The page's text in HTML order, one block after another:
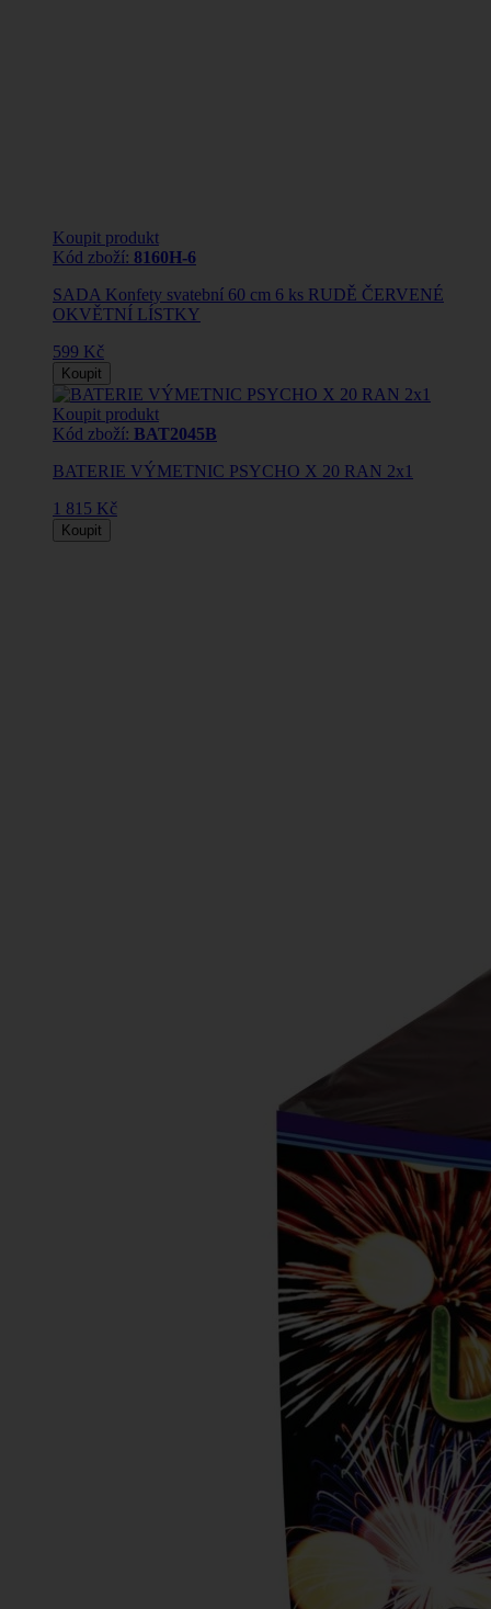
Koupit produkt
Kód zboží: 8160H-6
SADA Konfety svatební 60 cm 6 ks RUDĚ ČERVENÉ
OKVĚTNÍ LÍSTKY
599 Kč
Koupit
Koupit produkt
Kód zboží: BAT2045B
BATERIE VÝMETNIC PSYCHO X 20 RAN 2x1
1 815 Kč
Koupit